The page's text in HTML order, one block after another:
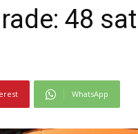
48
WhatsApp